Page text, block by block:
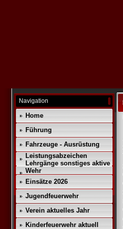
Navigation
Home
Führung
Fahrzeuge - Ausrüstung
Leistungsabzeichen
Lehrgänge sonstiges aktive
Wehr
Einsätze 2026
Jugendfeuerwehr
Verein aktuelles Jahr
Kinderfeuerwehr aktuell